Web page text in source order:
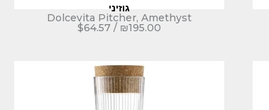
גוזיני
Dolcevita Pitcher, Amethyst
₪195.00
/
$64.57